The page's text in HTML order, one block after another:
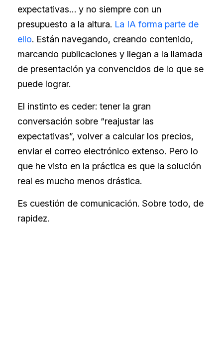
expectativas… y no siempre con un
presupuesto a la altura. La IA forma parte de
ello. Están navegando, creando contenido,
marcando publicaciones y llegan a la llamada
de presentación ya convencidos de lo que se
puede lograr.
El instinto es ceder: tener la gran
conversación sobre “reajustar las
expectativas”, volver a calcular los precios,
enviar el correo electrónico extenso. Pero lo
que he visto en la práctica es que la solución
real es mucho menos drástica.
Es cuestión de comunicación. Sobre todo, de
rapidez.